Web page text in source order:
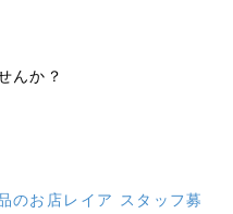
んか？
のお店レイア スタッフ募